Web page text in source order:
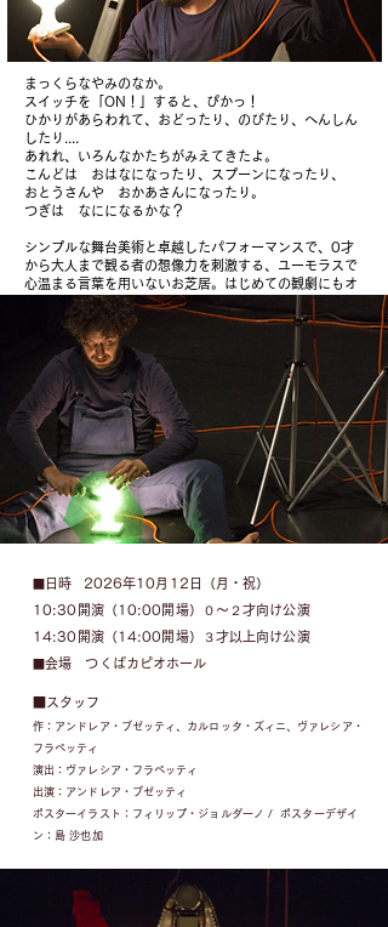
まっくらなやみのなか。
スイッチを「ON！」すると、ぴかっ！
ひかりがあらわれて、おどったり、のびたり、へんしん
したり....
あれれ、いろんなかたちがみえてきたよ。
こんどは おはなになったり、スプーンになったり、
おとうさんや おかあさんになったり。
つぎは なにになるかな？​
シンプルな舞台美術と卓越したパフォーマンスで、0才
から大人まで観る者の想像力を刺激する、ユーモラスで
心温まる言葉を用いないお芝居。はじめての観劇にもオ
ススメです。
​（上演時間 40分）
日時 2026年10月12日（月・祝）
10:30開演（10:00開場）０〜２才向け公演
14:30開演（14:00開場）３才以上向け公演
■会場 つくばカピオホール
■スタッフ
作：アンドレア・ブゼッティ、カルロッタ・ズィニ、ヴァレシア・
フラペッティ
演出：ヴァレシア・フラペッティ
出演：アンドレア・ブゼッティ
ポスターイラスト：フィリップ・ジョルダーノ / ポスターデザイ
ン：島 沙也加